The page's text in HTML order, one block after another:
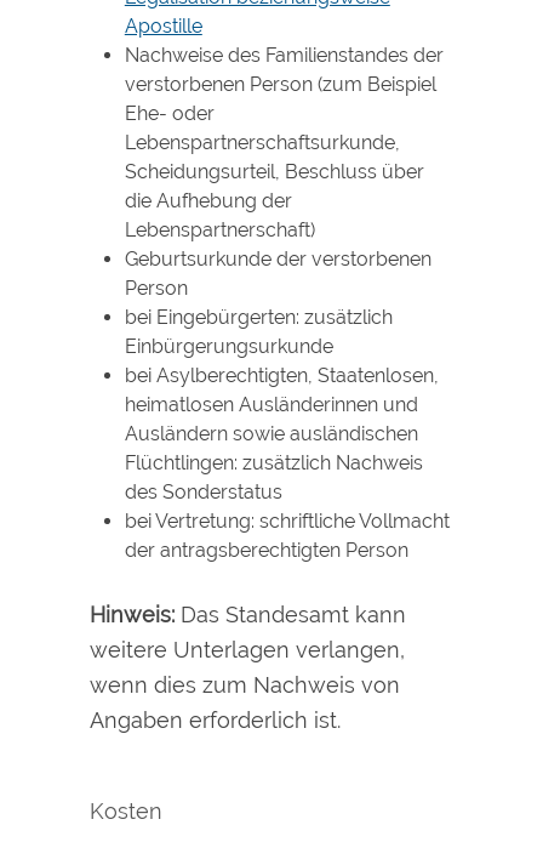
Apostille
Nachweise des Familienstandes der
verstorbenen Person (zum Beispiel
Ehe- oder
Lebenspartnerschaftsurkunde,
Scheidungsurteil, Beschluss über
die Aufhebung der
Lebenspartnerschaft)
Geburtsurkunde der verstorbenen
Person
bei Eingebürgerten: zusätzlich
Einbürgerungsurkunde
bei Asylberechtigten, Staatenlosen,
heimatlosen Ausländerinnen und
Ausländern sowie ausländischen
Flüchtlingen: zusätzlich Nachweis
des Sonderstatus
bei Vertretung: schriftliche Vollmacht
der antragsberechtigten Person
Hinweis: Das Standesamt kann
weitere Unterlagen verlangen,
wenn dies zum Nachweis von
Angaben erforderlich ist.
Kosten